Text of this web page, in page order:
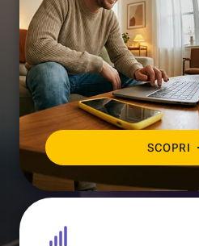
SCOPRI